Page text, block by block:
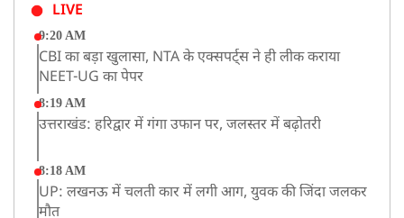
LIVE
9:20 AM
CBI का बड़ा खुलासा, NTA के एक्सपर्ट्स ने ही लीक कराया
NEET-UG का पेपर
8:19 AM
उत्तराखंड: हरिद्वार में गंगा उफान पर, जलस्तर में बढ़ोतरी
8:18 AM
UP: लखनऊ में चलती कार में लगी आग, युवक की जिंदा जलकर
मौत